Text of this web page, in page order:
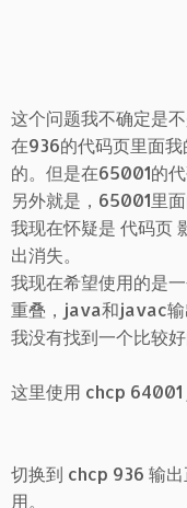
这个问题我不确定是不
在936的代码页里面
的。但是在65001的
另外就是，65001里
我现在怀疑是 代码页
出消失。
我现在希望使用的是
重叠，java和javac输
我没有找到一个比较好
这里使用 chcp
切换到 chcp 936 输
用。